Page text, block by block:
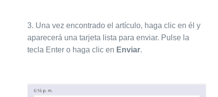
3. Una vez encontrado el artículo, haga clic en él y
aparecerá una tarjeta lista para enviar. Pulse la
tecla Enter o haga clic en Enviar.